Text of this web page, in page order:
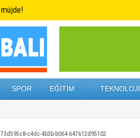
müjde!
SPOR EĞİTİM TEKNOLOJİ
73d595c8-c4dc-4b3b-b064-647612d95102